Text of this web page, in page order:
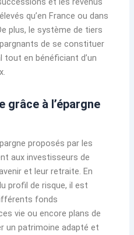
qu’en France ou dans
plus, le système de tiers
de se constituer
en bénéficiant d’un
à l’épargne
proposés par les
aux investisseurs de
et leur retraite. En
profil de risque, il est
fonds
vie ou encore plans de
un patrimoine adapté et